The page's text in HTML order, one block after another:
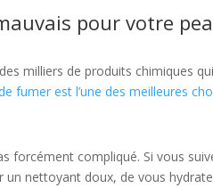
pour votre
milliers de produits chimiques
fumer est l’une des meilleures
forcément compliqué. Si vous
un nettoyant doux, de vous